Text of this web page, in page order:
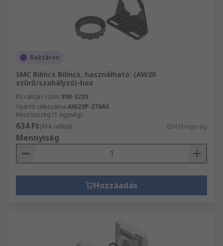
Raktáron
SMC Bilincs Bilincs, használható: (AW20
szűrő/szabályzó)-hoz
RS raktári szám 890-3225
Gyártó cikkszáma AW23P-270AS
Részösszeg (1 egység)
634 Ft(ÁFA nélkül) 634 Ft/egység
Mennyiség
Hozzáadás